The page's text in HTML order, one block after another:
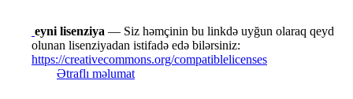
eyni lisenziya — Siz həmçinin bu linkdə uyğun olaraq qeyd
olunan lisenziyadan istifadə edə bilərsiniz:
https://creativecommons.org/compatiblelicenses
Ətraflı məlumat